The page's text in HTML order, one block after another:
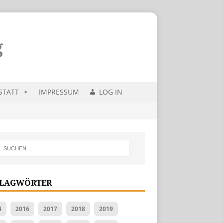
IMPRESSUM LOG IN
2016 2017 2018 2019